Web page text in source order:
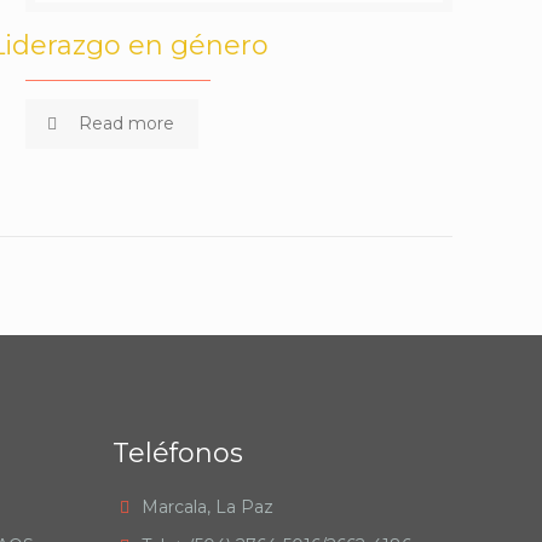
en género
Read more
Teléfonos
Marcala, La Paz